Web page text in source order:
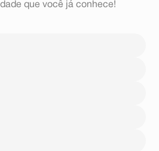
que você já conhece!